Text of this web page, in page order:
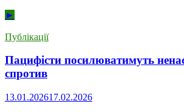
►
Публікації
Пацифісти посилюватимуть
спротив
13.01.202617.02.2026